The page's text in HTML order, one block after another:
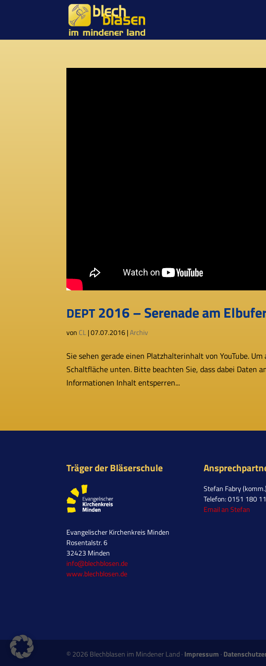
DEPT2016 – Serenade am
von CL|07.07.2016|Archiv
Sie sehen gerade einen Platzhalterinhalt von YouTube.
Schaltfläche unten. Bitte beach­ten Sie, dass dabei Daten
Informationen Inhalt ent­sper­ren...
Träger der Bläserschule
Evangelischer Kirchenkreis Minden
Rosentalstr. 6
32423 Minden
info@blechblosen.de
www.blechblosen.de
Stefan Fabry (komm.)
Telefon: 0151 180
Email an Stefan
© 2026 Blechblasen im Mindener Land · Impressum ·